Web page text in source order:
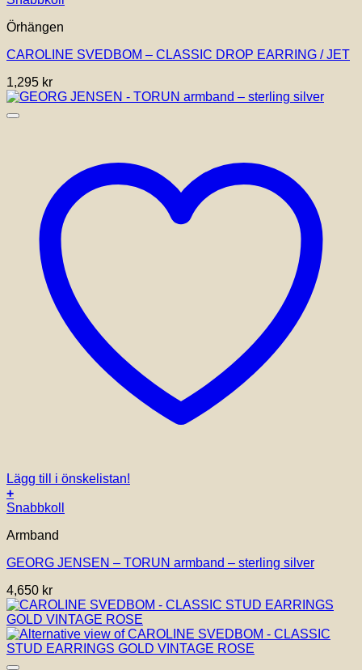
Örhängen
CAROLINE SVEDBOM – CLASSIC DROP EARRING / JET
1,295 kr
Lägg till i önskelistan!
+
Den
produkten
flera
De
olika
alternativen
kan
väljas
på
Snabbkoll
Armband
GEORG JENSEN – TORUN armband – sterling silver
4,650 kr